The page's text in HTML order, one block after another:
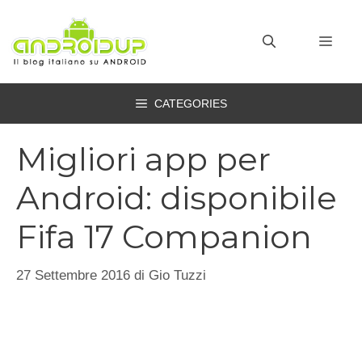
contenuto
CATEGORIES
Migliori app per
Android: disponibile
Fifa 17 Companion
27 Settembre 2016 di Gio Tuzzi